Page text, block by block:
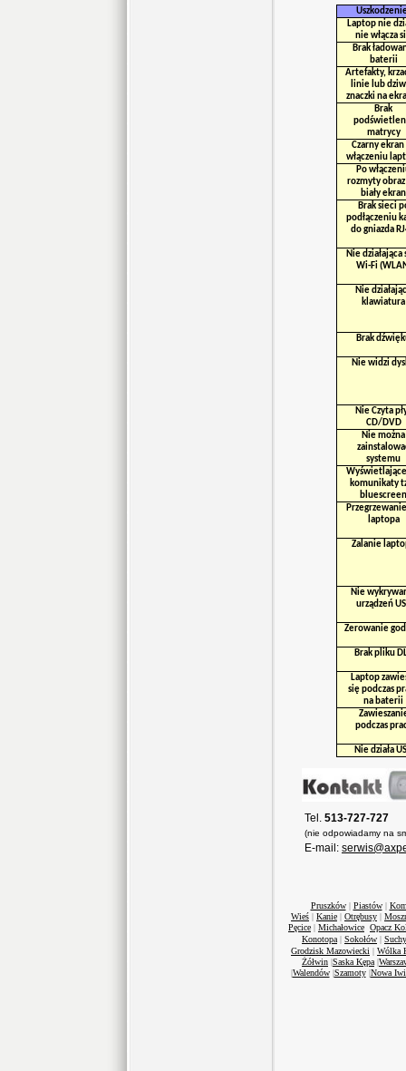
Laptop nie
nie włącza
Brak
baterii
Artefakty,
linie lub
znaczki na
Brak
matrycy
Czarny ekran
włączeniu
Po
rozmyty
biały ekran
Brak sieci
podłączeniu
do gniazda
Nie działająca
Wi-Fi
Nie
klawiatura
Brak
Nie widzi
Nie Czyta
CD/DVD
Nie można
systemu
komunikaty
bluescreen
laptopa
Zalanie
Nie
urządzeń
Zerowanie
Brak pliku
Laptop
się podczas
na baterii
podczas
Nie działa
Tel. 513-727-727
(nie odpowiadamy na
E-mail:
Pruszków| Piastów|
Wieś | Kanie | Otrębusy |
Pęcice | Michałowice Opacz
Konotopa | Sokołów |
Grodzisk Mazowiecki | Wólka
Żółwin |Saska Kępa |
|Walendów|Szamoty|Nowa